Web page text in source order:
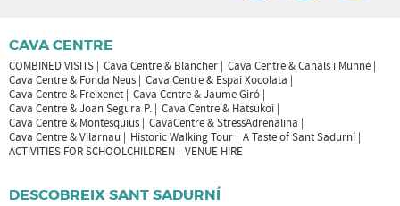
CAVA CENTRE
COMBINED VISITS Cava Centre & Blancher
Cava Centre & Canals i Munné
Cava Centre & Fonda Neus
Cava Centre & Espai Xocolata
Cava Centre & Freixenet
Cava Centre & Jaume Giró
Cava Centre & Joan Segura P.
Cava Centre & Hatsukoi
Cava Centre & Montesquius
CavaCentre & StressAdrenalina
Cava Centre & Vilarnau
Historic Walking Tour
A Taste of Sant Sadurní
ACTIVITIES FOR SCHOOLCHILDREN
VENUE HIRE
DESCOBREIX SANT SADURNÍ